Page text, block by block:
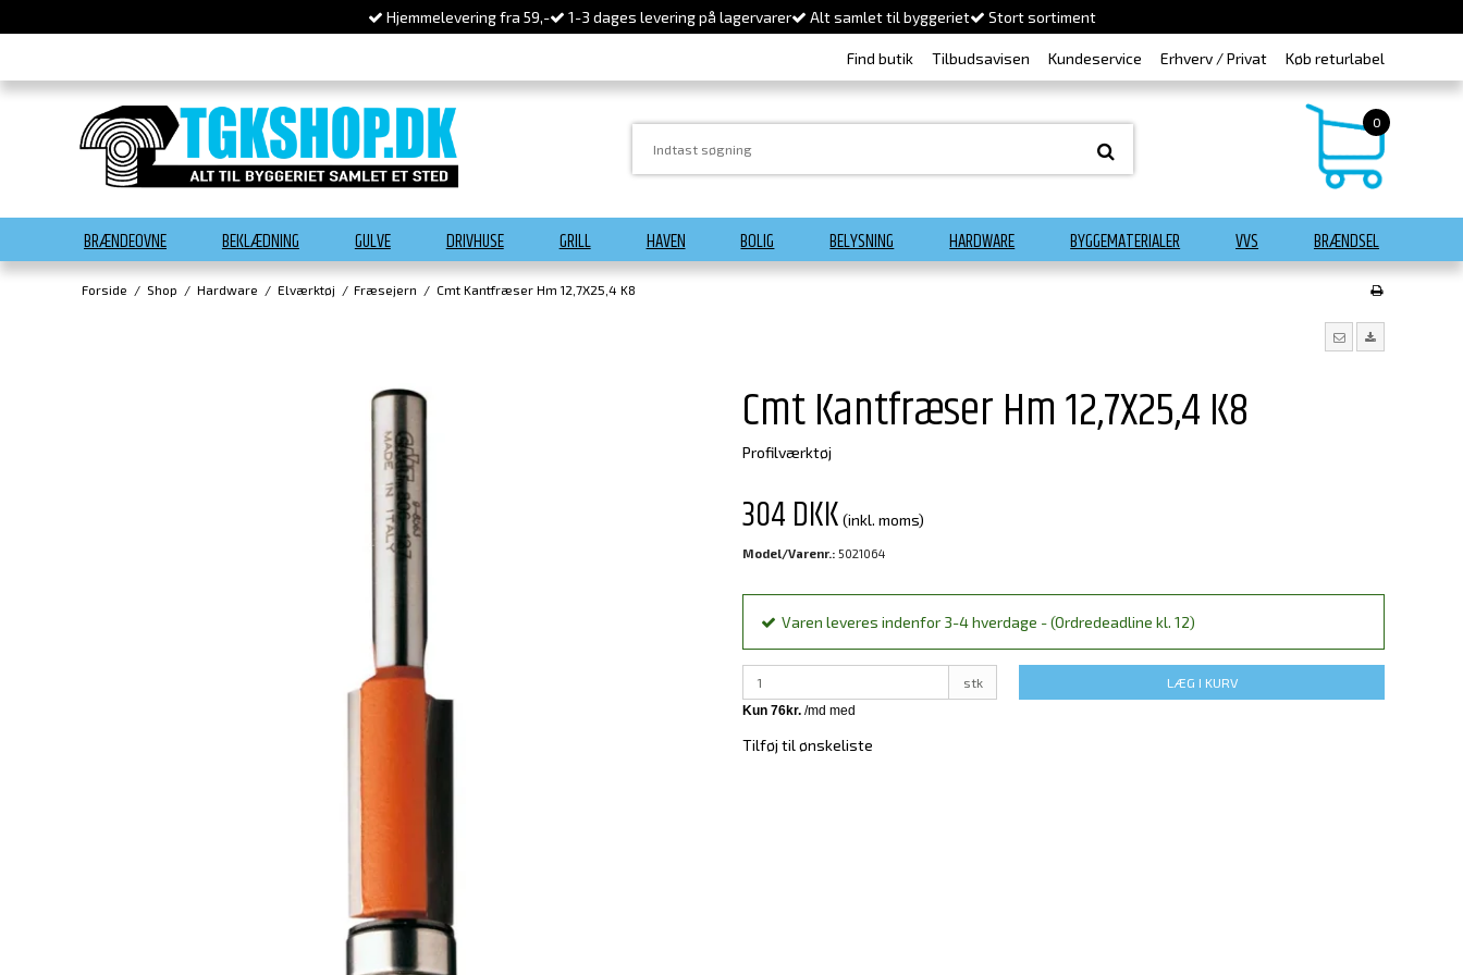
Hjemmelevering fra 59,- 1-3 dages levering på lagervarer Alt samlet til byggeriet Stort sortiment
Find butik Tilbudsavisen Kundeservice Erhverv / Privat Køb returlabel
0
BRÆNDEOVNE BEKLÆDNING GULVE DRIVHUSE GRILL HAVEN BOLIG BELYSNING HARDWARE BYGGEMATERIALER VVS BRÆNDSEL
Forside / Shop / Hardware / Elværktøj / Fræsejern / Cmt Kantfræser Hm 12,7X25,4 K8
Cmt Kantfræser Hm 12,7X25,4 K8
Profilværktøj
304 DKK (inkl. moms)
Model/Varenr.: 5021064
Varen leveres indenfor 3-4 hverdage - (Ordredeadline kl. 12)
stk LÆG I KURV
Tilføj til ønskeliste